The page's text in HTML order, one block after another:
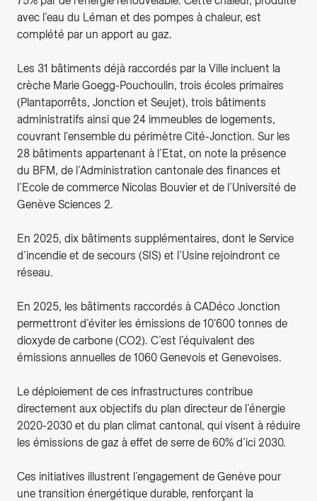
avec l’eau du Léman et des pompes à chaleur, est
complété par un apport au gaz.
Les 31 bâtiments déjà raccordés par la Ville incluent la
crèche Marie Goegg-Pouchoulin, trois écoles primaires
(Plantaporrêts, Jonction et Seujet), trois bâtiments
administratifs ainsi que 24 immeubles de logements,
couvrant l'ensemble du périmètre Cité-Jonction. Sur les
28 bâtiments appartenant à l’Etat, on note la présence
du BFM, de l’Administration cantonale des finances et
l’Ecole de commerce Nicolas Bouvier et de l’Université de
Genève Sciences 2.
En 2025, dix bâtiments supplémentaires, dont le Service
d’incendie et de secours (SIS) et l’Usine rejoindront ce
réseau.
En 2025, les bâtiments raccordés à CADéco Jonction
permettront d’éviter les émissions de 10'600 tonnes de
dioxyde de carbone (CO2). C’est l’équivalent des
émissions annuelles de 1060 Genevois et Genevoises.
Le déploiement de ces infrastructures contribue
directement aux objectifs du plan directeur de l’énergie
2020-2030 et du plan climat cantonal, qui visent à réduire
les émissions de gaz à effet de serre de 60% d’ici 2030.
Ces initiatives illustrent l’engagement de Genève pour
une transition énergétique durable, renforçant la